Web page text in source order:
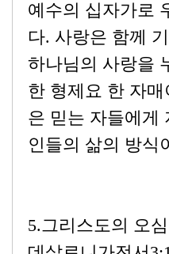
예수의 십자가로
다. 사랑은 함께
하나님의 사랑을
한 형제요 한 자
은 믿는 자들에게
인들의 삶의 방식
5.그리스도의 오